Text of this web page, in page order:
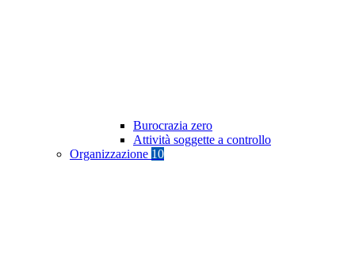
Burocrazia zero
Attività soggette a controllo
Organizzazione 10